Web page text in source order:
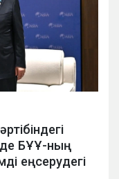
БҰҰ-ның
еңсерудегі